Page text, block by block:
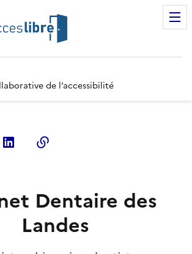
de l’accessibilité
(anciennement Twitter)
Linkedin
Dentaire des
Landes